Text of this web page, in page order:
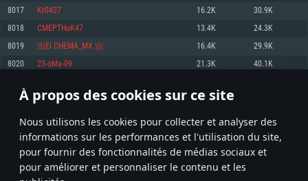
À propos des cookies sur ce site
Nous utilisons les cookies pour collecter et analyser des
informations sur les performances et l'utilisation du site,
pour fournir des fonctionnalités de médias sociaux et
pour améliorer et personnaliser le contenu et les
1060 et plus, Radeon RX 570 et plus.
Disque dur: 75.9 Go (client complet)
OS: Mac OS Big Sur 11.0 ou plus récent
Processeur: Core i7 (Les processeurs Intel Xeon ne sont pas supportés)
Mémoire: 8 GB
Carte graphique: Radeon Vega II ou plus avec support de Metal
Disque dur: 62,2 Go (client complet)
OS: Ubuntu 20.04 64bit
Processeur: Intel Core i7
Mémoire: 8 GB
Carte graphique: NVIDIA 1060 avec les derniers drivers (moins de 6 mois) /
6 mois et supportant Vulkan
Connection: Connexion Internet à haut débit
Disque dur: 60,2 Go (client complet)
8017 Kr0427 16.2K 30.9K
8018 CMEPTHuK47 13.4K 24.3K
8019 亗El CHEMA_MX 亗 16.4K 29.9K
8020 23-oMa-09 21.3K 40.1K
* Classement mis à jour quotidiennement
400 401 402 501